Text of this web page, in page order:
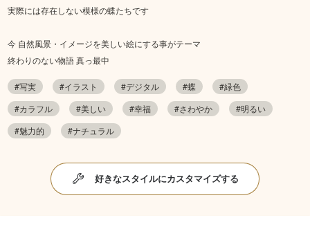
実際には存在しない模様の蝶たちです
今 自然風景・イメージを美しい絵にする事がテーマ
終わりのない物語 真っ最中
#写実 #イラスト #デジタル #蝶
#緑色
#カラフル
#美しい #幸福 #さわやか
#明るい
#魅力的
#ナチュラル
好きなスタイルにカスタマイズする